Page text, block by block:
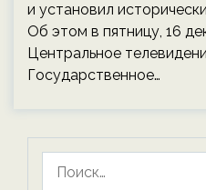
и установил
Об этом в пятницу, 16
Центральное
Государственное…